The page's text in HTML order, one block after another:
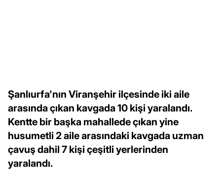
Şanlıurfa'nın Viranşehir ilçesinde iki aile
arasında çıkan kavgada 10 kişi yaralandı.
Kentte bir başka mahallede çıkan yine
husumetli 2 aile arasındaki kavgada uzman
çavuş dahil 7 kişi çeşitli yerlerinden
yaralandı.